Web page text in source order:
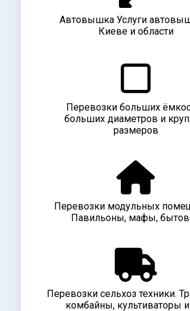
Автовышка Услуги
Киеве и области
Перевозки больших
больших диаметров и
размеров
Перевозки модульных
Павильоны, мафы,
Перевозки сельхоз техники.
комбайны, культиваторы и